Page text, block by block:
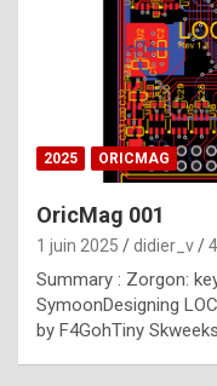
2025 ORICMAG
OricMag 001
1 juin 2025 didier_v
Summary : Zorgon:
SymoonDesigning
by F4GohTiny